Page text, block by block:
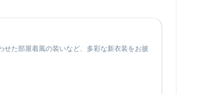
た部屋着風の装いなど、多彩な新衣装をお披